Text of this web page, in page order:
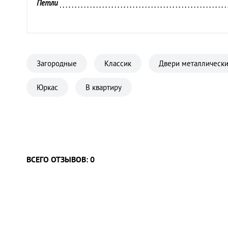
Петли
Толщина внутренней панели
Загородные Классик Двери
Юркас В квартиру
ВСЕГО ОТЗЫВОВ: 0